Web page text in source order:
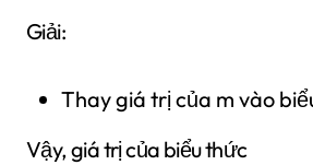
Giải:
Thay giá trị của m vào
Vậy, giá trị của biểu thức